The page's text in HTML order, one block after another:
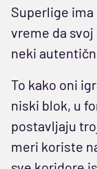
Superlige
vreme da
neki
To kako oni
niski blok, u
postavljaju
meri koriste